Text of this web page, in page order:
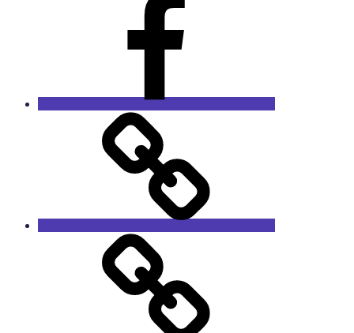
Sprucharchiv